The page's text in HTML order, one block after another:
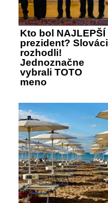
Kto bol NAJLEPŠÍ
prezident? Slováci
rozhodli!
Jednoznačne
vybrali TOTO
meno